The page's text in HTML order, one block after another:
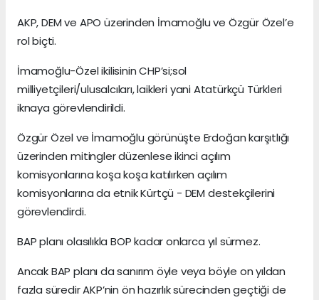
AKP, DEM ve APO üzerinden İmamoğlu ve Özgür Özel’e
rol biçti.
İmamoğlu-Özel ikilisinin CHP’si;sol
milliyetçileri/ulusalcıları, laikleri yani Atatürkçü Türkleri
iknaya görevlendirildi.
Özgür Özel ve İmamoğlu görünüşte Erdoğan karşıtlığı
üzerinden mitingler düzenlese ikinci açılım
komisyonlarına koşa koşa katılırken açılım
komisyonlarına da etnik Kürtçü - DEM destekçilerini
görevlendirdi.
BAP planı olasılıkla BOP kadar onlarca yıl sürmez.
Ancak BAP planı da sanırım öyle veya böyle on yıldan
fazla süredir AKP’nin ön hazırlık sürecinden geçtiği de